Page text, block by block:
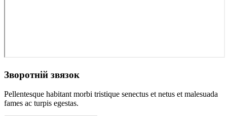
Зворотній звязок
Pellentesque habitant morbi tristique senectus et netus et malesuada
fames ac turpis egestas.